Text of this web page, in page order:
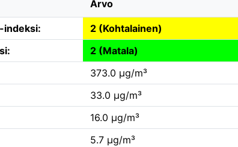
Arvo
indeksi:
2 (Kohtalainen)
2 (Matala)
373.0 µg/m³
33.0 µg/m³
16.0 µg/m³
5.7 µg/m³